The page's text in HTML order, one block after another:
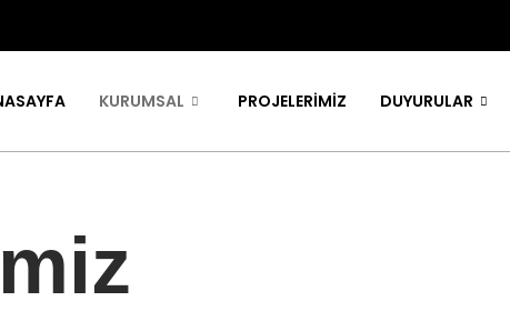
KURUMSAL PROJELERİMİZ DUYURULAR